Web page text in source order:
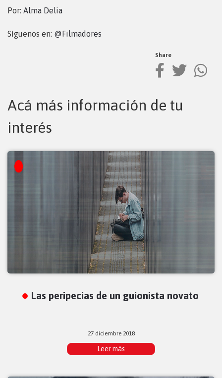
Por: Alma Delia
Síguenos en: @Filmadores
Share
Acá más información de tu
interés
Las peripecias de un guionista novato
27 diciembre 2018
Leer más